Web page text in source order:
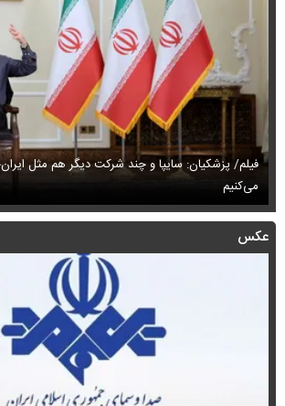
فیلم/ پزشکیان: سایپا و چند شرکت دیگر هم مثل
می‌کنیم
عکس